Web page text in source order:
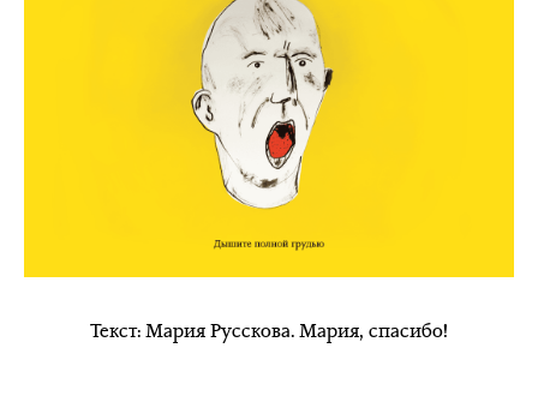
Текст: Мария Русскова. Мария, спасибо!